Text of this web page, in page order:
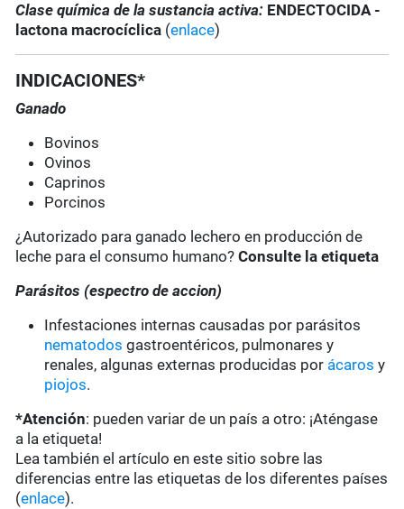
Clase química de la sustancia activa: ENDECTOCIDA -
lactona macrocíclica (enlace)
INDICACIONES*
Ganado
Bovinos
Ovinos
Caprinos
Porcinos
¿Autorizado para ganado lechero en producción de
leche para el consumo humano?Consulte la etiqueta
Parásitos (espectro de accion)
Infestaciones internas causadas por parásitos
nematodos gastroentéricos, pulmonares y
renales, algunas externas producidas por ácaros y
piojos.
*Atención: pueden variar de un país a otro: ¡Aténgase
a la etiqueta!
Lea también el artículo en este sitio sobre las
diferencias entre las etiquetas de los diferentes países
(enlace).